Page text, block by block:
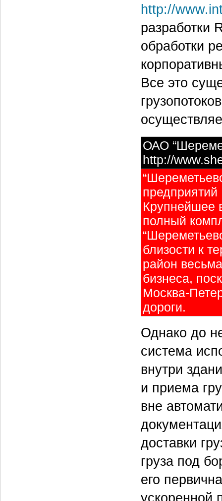
http://
разработки
обработки
Все это
ОАО
http://
Крупнейшее
полный
близости к
район
бизнеса,
Москва-
дороги.
Однако до
система
внутри
и приема
вне
доставки
груза под
его
ускоренной